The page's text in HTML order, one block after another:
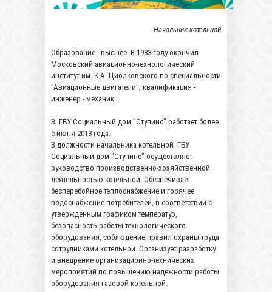
Начальник котельной
Образование - высшее. В 1983 году окончил
Московский авиационно-технологический
институт им. К.А. Циолковского по специальности
"Авиационные двигатели", квалификация -
инженер - механик.
В ГБУ Социальный дом "Ступино" работает более
с июня 2013 года.
В должности начальника котельной ГБУ
Социальный дом "Ступино" осуществляет
руководство производственно-хозяйственной
деятельностью котельной. Обеспечивает
бесперебойное теплоснабжение и горячее
водоснабжение потребителей, в соответствии с
утвержденным графиком температур,
безопасность работы технологического
оборудования, соблюдение правил охраны труда
сотрудниками котельной. Организует разработку
и внедрение организационно-технических
мероприятий по повышению надежности работы
оборудования газовой котельной.